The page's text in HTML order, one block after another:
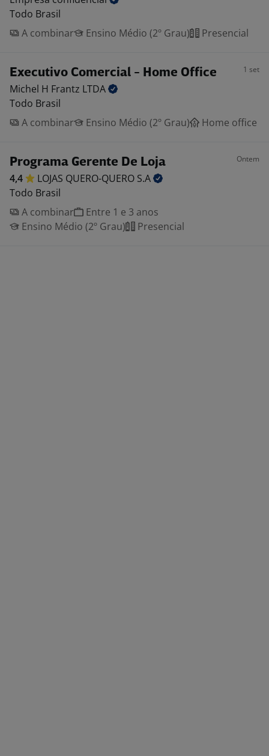
Todo Brasil
A combinar
Ensino Médio (2º Grau) Presencial
Executivo Comercial - Home Office 1 set
Michel H Frantz LTDA
Todo Brasil
A combinar
Ensino Médio (2º Grau) Home office
Programa Gerente De Loja Ontem
4,4 LOJAS QUERO-QUERO S.A
Todo Brasil
A combinar
Entre 1 e 3 anos
Ensino Médio (2º Grau)
Presencial